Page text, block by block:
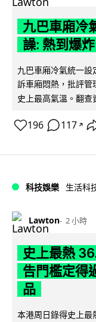
九巴車廂冷
譟: 熱到爆
九巴車廂冷氣統一
訴車廂悶熱，批評管
史上最高氣溫。翻查
196 117 ↗
科技娛樂 生活科
Lawton 2 小時
史上最熱
告門檻定得
品
本港周日錄得史上